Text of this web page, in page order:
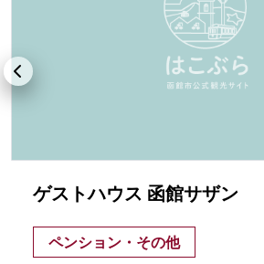
ゲストハウス 函館サザン
ペンション・その他